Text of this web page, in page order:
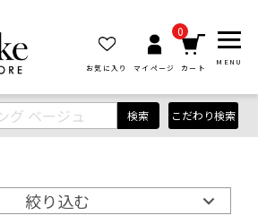
お気に入り マイページ
0
カート
MENU
検索 こだわり検索
絞り込む